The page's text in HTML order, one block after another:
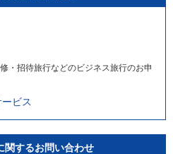
・招待旅行などのビジネス旅行のお申
ビス
関するお問い合わせ